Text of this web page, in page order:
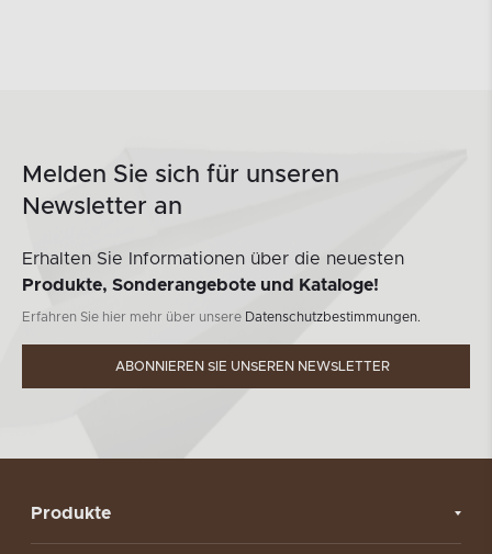
Melden Sie sich für unseren
Newsletter an
Erhalten Sie Informationen über die neuesten
Produkte, Sonderangebote und Kataloge!
Erfahren Sie hier mehr über unsere Datenschutzbestimmungen.
ABONNIEREN SIE UNSEREN NEWSLETTER
Produkte